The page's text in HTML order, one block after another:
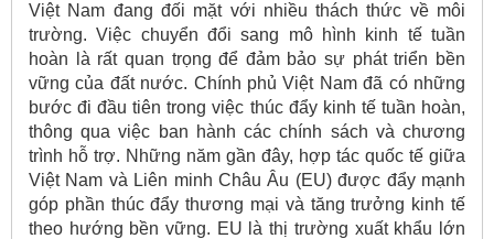
Việt Nam đang đối mặt với nhiều thách thức về môi
trường. Việc chuyển đổi sang mô hình kinh tế tuần
hoàn là rất quan trọng để đảm bảo sự phát triển bền
vững của đất nước. Chính phủ Việt Nam đã có những
bước đi đầu tiên trong việc thúc đẩy kinh tế tuần hoàn,
thông qua việc ban hành các chính sách và chương
trình hỗ trợ. Những năm gần đây, hợp tác quốc tế giữa
Việt Nam và Liên minh Châu Âu (EU) được đẩy mạnh
góp phần thúc đẩy thương mại và tăng trưởng kinh tế
theo hướng bền vững. EU là thị trường xuất khẩu lớn